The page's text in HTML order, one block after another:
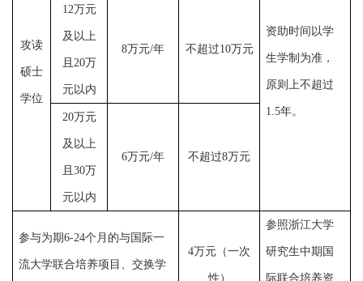
攻读
硕士
学位
资助时间以学
生学制为准，
原则上不超过
1.5年。
12万元
及以上
且 20万
元以内
8万元/年 不超过10万元
20万元
及以上
且 30万
元以内
6万元/年 不超过8万元
参与为期6-24个月的与国际一
流大学联合培养项目、交换学
4万元 （一次
性）
参照浙江大学
研究生中期国
际联合培养资